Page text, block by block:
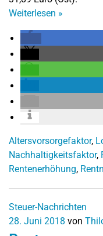
Weiterlesen »
Altersvorsorgefaktor,
Nachhaltigkeitsfaktor,
Rentenerhöhung,
Steuer-Nachrichten
28. Juni 2018 von